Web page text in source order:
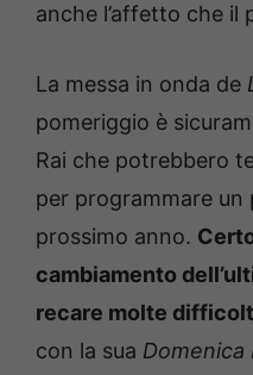
anche l’affetto che il
La messa in onda de
pomeriggio è
Rai che potrebbero
per programmare un
prossimo anno.
cambiamento
recare molte
con la sua Domenica